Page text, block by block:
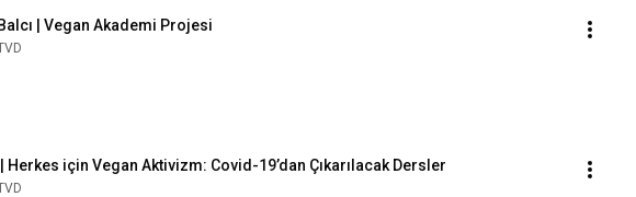
| Vegan Akademi Projesi
Herkes için Vegan Aktivizm: Covid-19’dan Çıkarılacak Dersler